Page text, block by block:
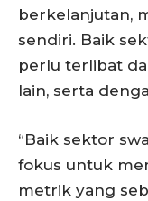
berkelanjutan,
sendiri. Baik
perlu terlibat
lain, serta
“Baik sektor
fokus untuk
metrik yang